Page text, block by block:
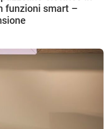
funzioni smart –